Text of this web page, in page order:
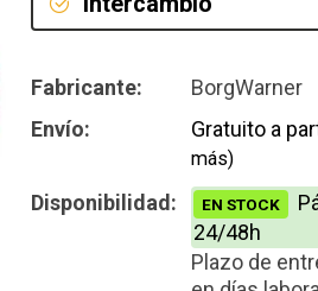
Reconstrucción
Fabricante:
BorgWarner
Envío:
Gratuito a
más)
Disponibilidad: EN STOCK
24/48h
Plazo de